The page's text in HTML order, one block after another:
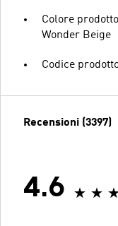
Colore
Wonder Beige
Codice
Recensioni (3397)
4.6